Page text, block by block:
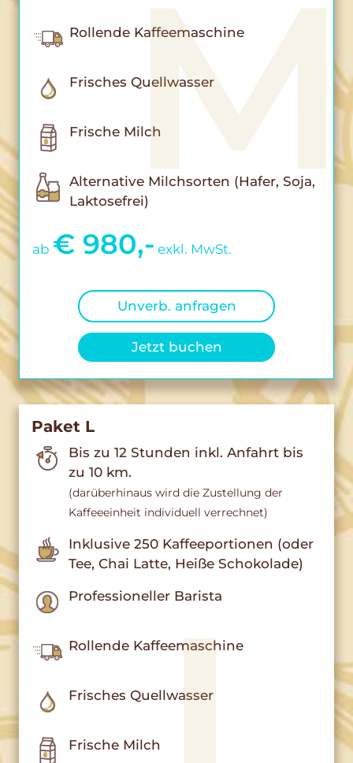
Rollende Kaffeemaschine
Frisches Quellwasser
Frische Milch
Alternative Milchsorten (Hafer, Soja,
Laktosefrei)
ab € 980,- exkl. MwSt.
Unverb. anfragen
Jetzt buchen
Paket L
Bis zu 12 Stunden inkl. Anfahrt bis
zu 10 km.
(darüberhinaus wird die Zustellung der
Kaffeeeinheit individuell verrechnet)
Inklusive 250 Kaffeeportionen (oder
Tee, Chai Latte, Heiße Schokolade)
Professioneller Barista
Rollende Kaffeemaschine
Frisches Quellwasser
Frische Milch